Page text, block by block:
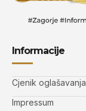
Informacije
Cjenik oglašavanja
Impressum